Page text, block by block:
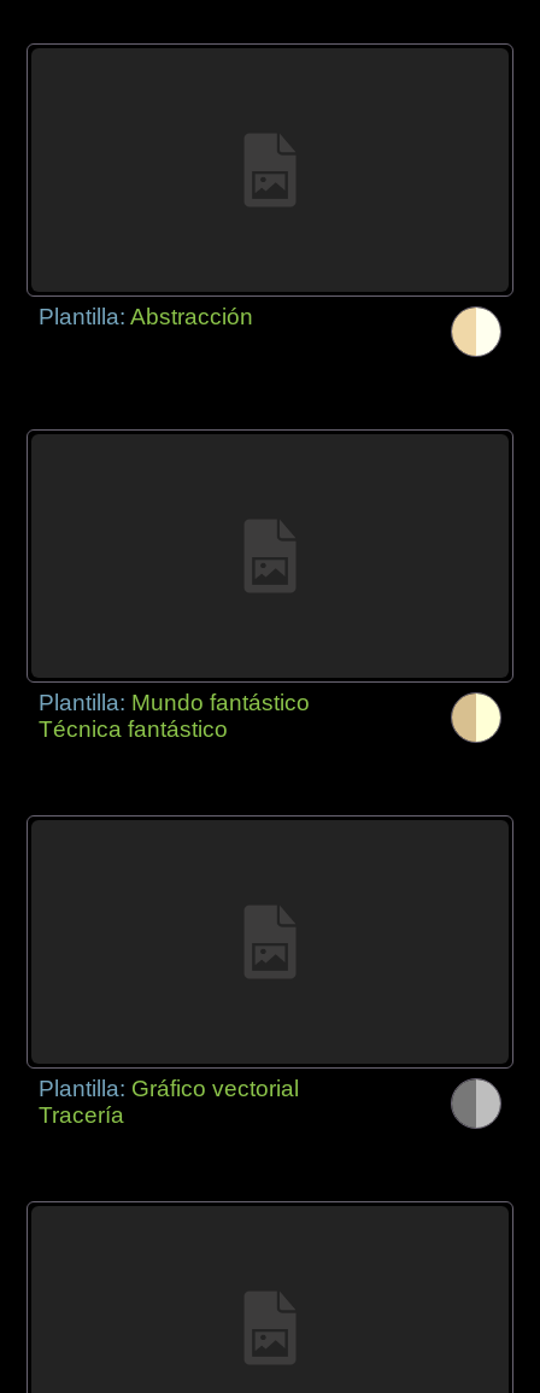
Plantilla:Abstracción
Plantilla: Mundo fantástico
Técnica fantástico
Plantilla: Gráfico vectorial
Tracería